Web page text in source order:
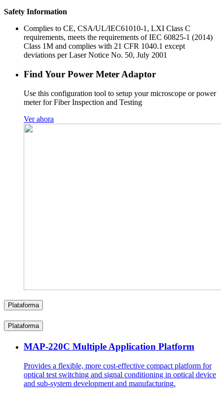
Safety Information
Complies to CE, CSA/UL/IEC61010-1, LXI Class C
requirements, meets the requirements of IEC 60825-1 (2014)
Class 1M and complies with 21 CFR 1040.1 except
deviations per Laser Notice No. 50, July 2001
Find Your Power Meter Adaptor
Use this configuration tool to setup your microscope or power
meter for Fiber Inspection and Testing
Ver ahora
Plataforma
Plataforma
MAP-220C Multiple Application Platform
Provides a flexible, more cost-effective compact platform for
optical test switching and signal conditioning in optical device
and sub-system development and manufacturing.